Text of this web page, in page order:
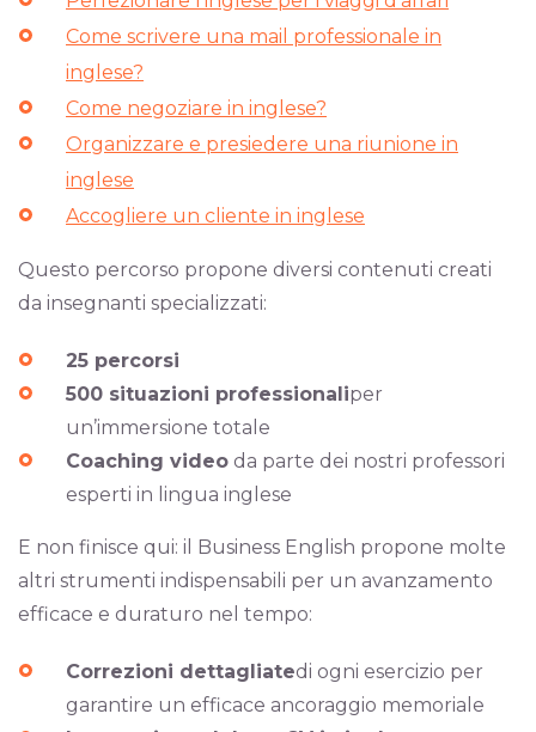
Come scrivere una mail professionale in
inglese?
Come negoziare in inglese?
Organizzare e presiedere una riunione in
inglese
Accogliere un cliente in inglese
Questo percorso propone diversi contenuti creati
da insegnanti specializzati:
25 percorsi
500 situazioni professionaliper
un’immersione totale
Coaching video da parte dei nostri professori
esperti in lingua inglese
E non finisce qui: il Business English propone molte
altri strumenti indispensabili per un avanzamento
efficace e duraturo nel tempo:
Correzioni dettagliatedi ogni esercizio per
garantire un efficace ancoraggio memoriale